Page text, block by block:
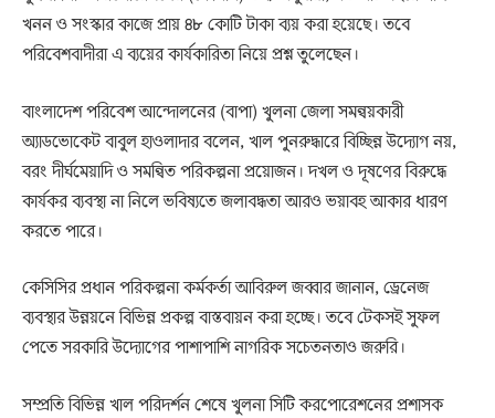
খনন ও সংস্কার কাজে প্রায় ৪৮ কোটি টাকা ব্যয় করা হয়েছে। তবে
পরিবেশবাদীরা এ ব্যয়ের কার্যকারিতা নিয়ে প্রশ্ন তুলেছেন।
বাংলাদেশ পরিবেশ আন্দোলনের (বাপা) খুলনা জেলা সমন্বয়কারী
অ্যাডভোকেট বাবুল হাওলাদার বলেন, খাল পুনরুদ্ধারে বিচ্ছিন্ন উদ্যোগ নয়,
বরং দীর্ঘমেয়াদি ও সমন্বিত পরিকল্পনা প্রয়োজন। দখল ও দূষণের বিরুদ্ধে
কার্যকর ব্যবস্থা না নিলে ভবিষ্যতে জলাবদ্ধতা আরও ভয়াবহ আকার ধারণ
করতে পারে।
কেসিসির প্রধান পরিকল্পনা কর্মকর্তা আবিরুল জব্বার জানান, ড্রেনেজ
ব্যবস্থার উন্নয়নে বিভিন্ন প্রকল্প বাস্তবায়ন করা হচ্ছে। তবে টেকসই সুফল
পেতে সরকারি উদ্যোগের পাশাপাশি নাগরিক সচেতনতাও জরুরি।
সম্প্রতি বিভিন্ন খাল পরিদর্শন শেষে খুলনা সিটি করপোরেশনের প্রশাসক